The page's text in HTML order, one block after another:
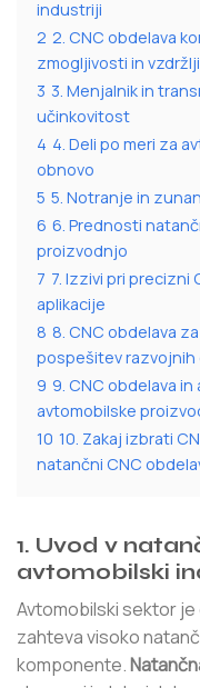
industriji
2 2. CNC obdelava
zmogljivosti in
3 3. Menjalnik in
učinkovitost
4 4. Deli po meri za
obnovo
5 5. Notranje in
6 6. Prednosti
proizvodnjo
7 7. Izzivi pri precizni
aplikacije
8 8. CNC obdelava
pospešitev razvojnih
9 9. CNC obdelava
avtomobilske
10 10. Zakaj izbrati
natančni CNC
1. Uvod v
avtomobilski
Avtomobilski sektor
zahteva visoko
komponente.